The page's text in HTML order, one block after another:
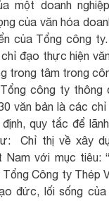
một doanh
của văn hóa
của Tổng công
đạo thực hiện
trong tâm trong
công ty thông
văn bản là các
định, quy tắc để
Chỉ thị về xây
Nam với mục tiêu:
Công ty Thép
đức, lối sống của